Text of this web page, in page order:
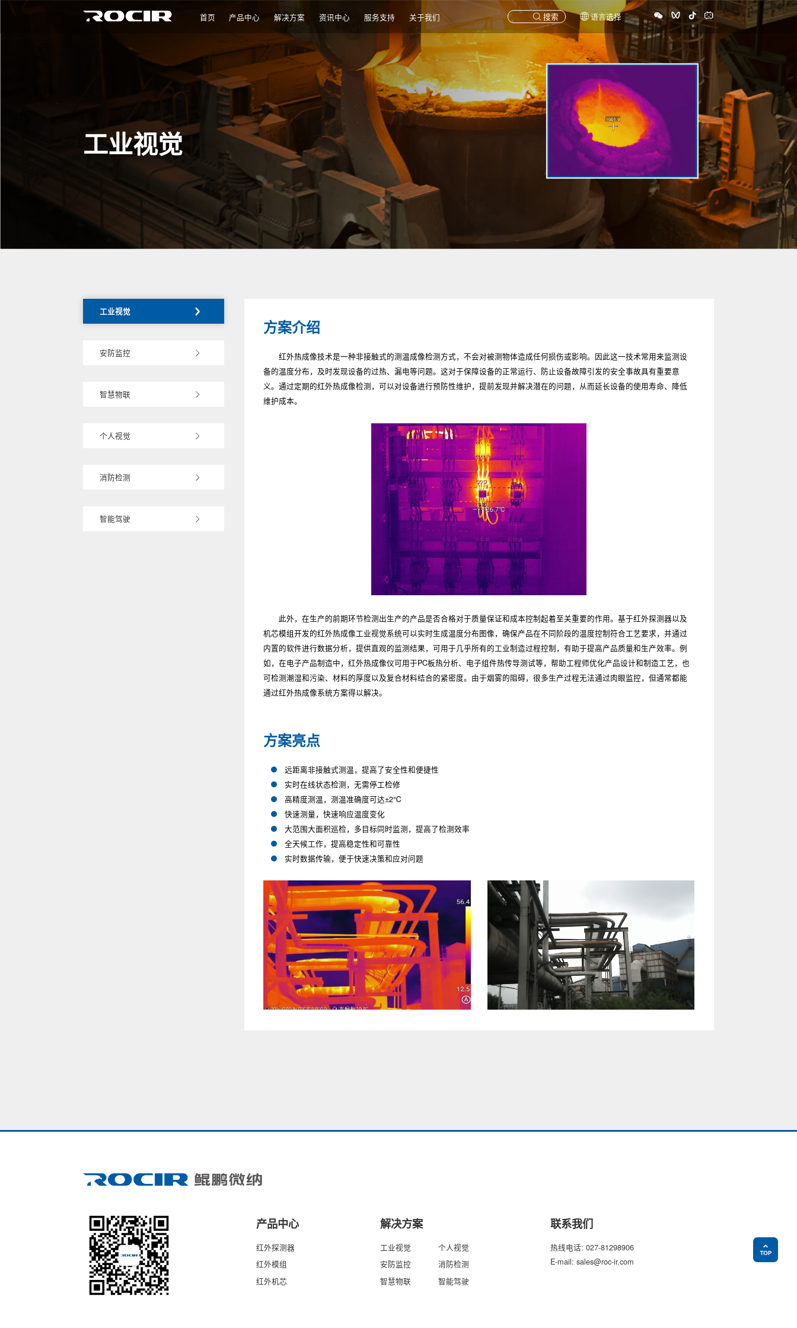
首页 产品中心 解决方案 资讯中心 服务支持 关于我们 搜索 语言选择
工业视觉
工业视觉
安防监控
智慧物联
个人视觉
消防检测
智能驾驶
方案介绍
红外热成像技术是一种非接触式的测温成像检测方式，不会对被测物体造成任何损伤或影响。因此这一技术常用来监测设
备的温度分布，及时发现设备的过热、漏电等问题。这对于保障设备的正常运行、防止设备故障引发的安全事故具有重要意
义。通过定期的红外热成像检测，可以对设备进行预防性维护，提前发现并解决潜在的问题，从而延长设备的使用寿命、降低
维护成本。
此外，在生产的前期环节检测出生产的产品是否合格对于质量保证和成本控制起着至关重要的作用。基于红外探测器以及
机芯模组开发的红外热成像工业视觉系统可以实时生成温度分布图像，确保产品在不同阶段的温度控制符合工艺要求，并通过
内置的软件进行数据分析，提供直观的监测结果，可用于几乎所有的工业制造过程控制，有助于提高产品质量和生产效率。例
如，在电子产品制造中，红外热成像仪可用于PC板热分析、电子组件热传导测试等，帮助工程师优化产品设计和制造工艺，也
可检测潮湿和污染、材料的厚度以及复合材料结合的紧密度。由于烟雾的阻碍，很多生产过程无法通过肉眼监控，但通常都能
通过红外热成像系统方案得以解决。
方案亮点
远距离非接触式测温，提高了安全性和便捷性
实时在线状态检测，无需停工检修
高精度测温，测温准确度可达±2℃
快速测量，快速响应温度变化
大范围大面积巡检，多目标同时监测，提高了检测效率
全天候工作，提高稳定性和可靠性
实时数据传输，便于快速决策和应对问题
产品中心
红外探测器
红外模组
红外机芯
解决方案
工业视觉
安防监控
智慧物联
个人视觉
消防检测
智能驾驶
联系我们
热线电话: 027-81298906
E-mail: sales@roc-ir.com